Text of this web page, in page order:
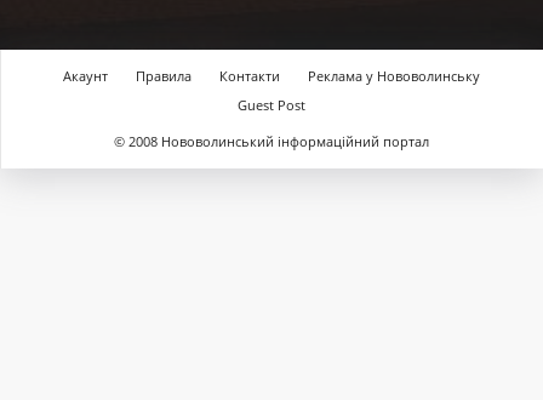
Акаунт Правила Контакти
Реклама у Нововолинську
Guest Post
© 2008 Нововолинський інформаційний портал